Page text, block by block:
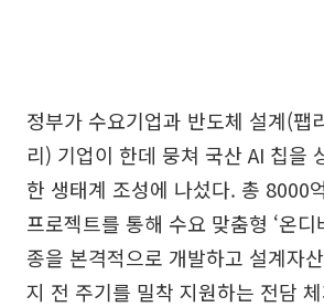
정부가 수요기업과 반도체 설계(팹
리) 기업이 한데 뭉쳐 국산 AI 칩을
한 생태계 조성에 나섰다. 총 8000
프로젝트를 통해 수요 맞춤형 ‘온디
종을 본격적으로 개발하고 설계자
지 전 주기를 밀착 지원하는 전담